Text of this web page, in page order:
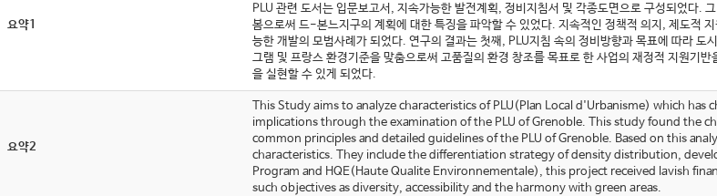
요약1
PLU 관련 도서는 입문보고서, 지속가능한 발전계획, 정비지침서 및 각종도면으로 구성되었다.
봄으로써 드-본느지구의 계획에 대한 특징을 파악할 수 있었다. 지속적인 정책적 의지, 제도적
능한 개발의 모범사례가 되었다. 연구의 결과는 첫째, PLU지침 속의 정비방향과 목표에 따라
그램 및 프랑스 환경기준을 맞춤으로써 고품질의 환경 창조를 목표로 한 사업의 재정적 지원기
을 실현할 수 있게 되었다.
요약2
This Study aims to analyze characteristics of PLU(Plan Local d'Urbanisme) which
implications through the examination of the PLU of Grenoble. This study found the
common principles and detailed guidelines of the PLU of Grenoble. Based on this
characteristics. They include the differentiation strategy of density distribution,
Program and HQE(Haute Qualite Environnementale), this project received lavish
such objectives as diversity, accessibility and the harmony with green areas.